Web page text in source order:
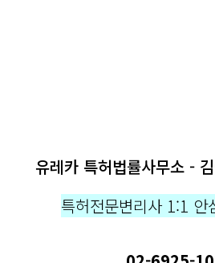
유레카 특허법률사무소 -
특허전문변리사 1:1 안